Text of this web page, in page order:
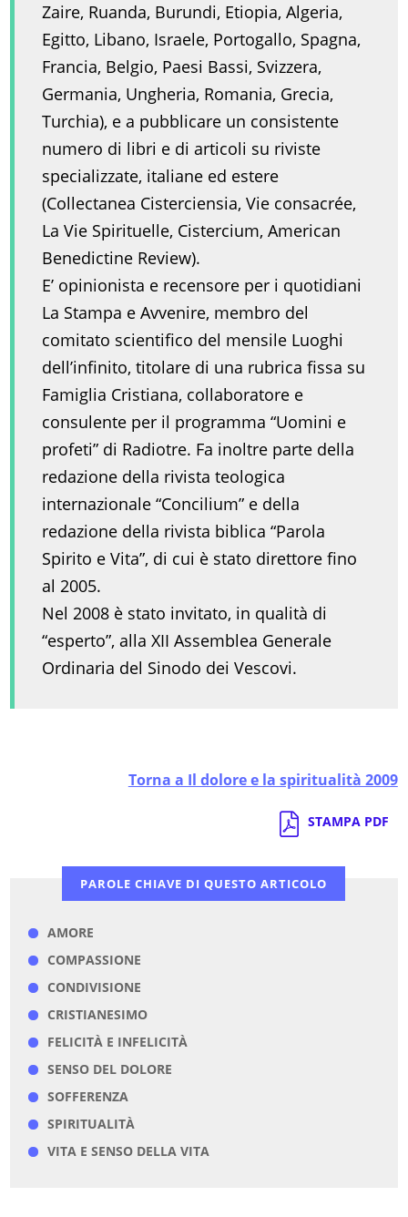
Zaire, Ruanda, Burundi, Etiopia, Algeria,
Egitto, Libano, Israele, Portogallo, Spagna,
Francia, Belgio, Paesi Bassi, Svizzera,
Germania, Ungheria, Romania, Grecia,
Turchia), e a pubblicare un consistente
numero di libri e di articoli su riviste
specializzate, italiane ed estere
(Collectanea Cisterciensia, Vie consacrée,
La Vie Spirituelle, Cistercium, American
Benedictine Review).
E’ opinionista e recensore per i quotidiani
La Stampa e Avvenire, membro del
comitato scientifico del mensile Luoghi
dell’infinito, titolare di una rubrica fissa su
Famiglia Cristiana, collaboratore e
consulente per il programma “Uomini e
profeti” di Radiotre. Fa inoltre parte della
redazione della rivista teologica
internazionale “Concilium” e della
redazione della rivista biblica “Parola
Spirito e Vita”, di cui è stato direttore fino
al 2005.
Nel 2008 è stato invitato, in qualità di
“esperto”, alla XII Assemblea Generale
Ordinaria del Sinodo dei Vescovi.
Torna a Il dolore e la spiritualità 2009
STAMPA PDF
PAROLE CHIAVE DI QUESTO ARTICOLO
AMORE
COMPASSIONE
CONDIVISIONE
CRISTIANESIMO
FELICITÀ E INFELICITÀ
SENSO DEL DOLORE
SOFFERENZA
SPIRITUALITÀ
VITA E SENSO DELLA VITA